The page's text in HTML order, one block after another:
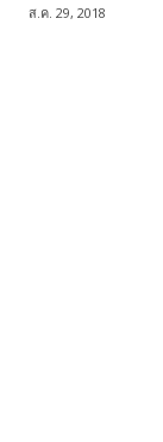
ส.ค. 29, 2018